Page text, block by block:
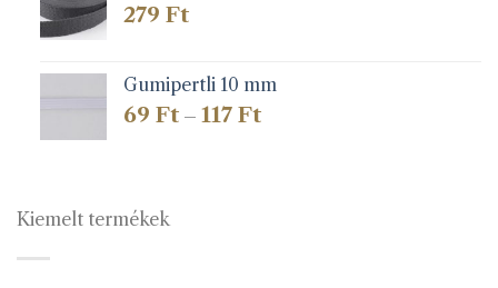
279 Ft
Gumipertli 10 mm
69 Ft – 117 FtÁrtartomány:
Kiemelt termékek